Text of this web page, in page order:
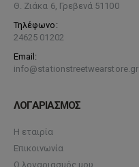
Θ. Ζιάκα 6, Γρεβενά 51100
Τηλέφωνο:
24625 01202
Email:
info@stationstreetwearstore.gr
ΛΟΓΑΡΙΑΣΜΟΣ
Η εταιρία
Επικοινωνία
Ο λογαριασμός μου